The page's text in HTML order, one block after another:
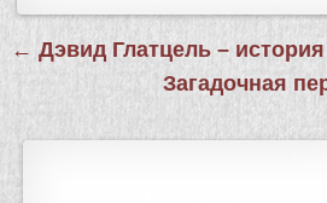
Навигация
по
← Дэвид Глатцель –
Загадочная